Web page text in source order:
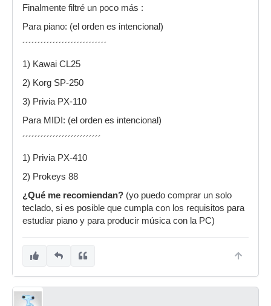
Finalmente filtré un poco más :
Para piano: (el orden es intencional)
´´´´´´´´´´´´´´´´´´´´´´´´´´´´
1) Kawai CL25
2) Korg SP-250
3) Privia PX-110
Para MIDI: (el orden es intencional)
´´´´´´´´´´´´´´´´´´´´´´´´´´
1) Privia PX-410
2) Prokeys 88
¿Qué me recomiendan? (yo puedo comprar un solo
teclado, si es posible que cumpla con los requisitos para
estudiar piano y para producir música con la PC)